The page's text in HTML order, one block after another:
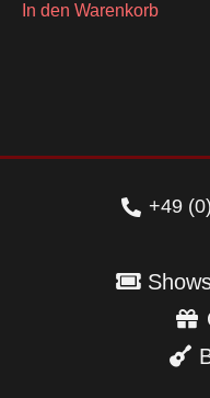
In den Warenkorb
+49